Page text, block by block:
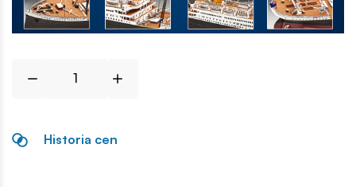
Historia cen